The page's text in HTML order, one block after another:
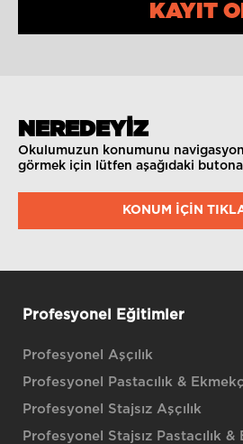
KAYIT
NEREDEYİZ
Okulumuzun konumunu
görmek için lütfen aşağıdaki butona
KONUM IÇIN
Profesyonel Eğitimler
Profesyonel Aşçılık
Profesyonel Pastacılık &
Profesyonel Stajsız Aşçılık
Profesyonel Stajsız Pastacılık